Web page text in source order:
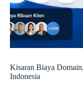
Kisaran Biaya
Indonesia